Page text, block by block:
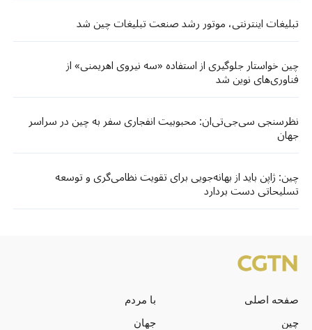
تبلیغات اینترنتی، موتور رشد صنعت تبلیغات چین شد
چین خواستار جلوگیری از استفاده «سه نیروی اهریمنی» از
فناوری‌های نوین شد
نظرسنجی سی‌جی‌تی‌ان: محبوبیت انفجاری سفر به چین در سراسر
جهان
چین: ژاپن باید از بهانه‌جویی برای تقویت نظامی‌گری و توسعه
تسلیحاتی دست بردارد
صفحه اصلی
با مردم
چین
جهان